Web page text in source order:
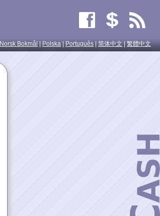
Norsk Bokmål Polska Português |简体中文 |繁體中文